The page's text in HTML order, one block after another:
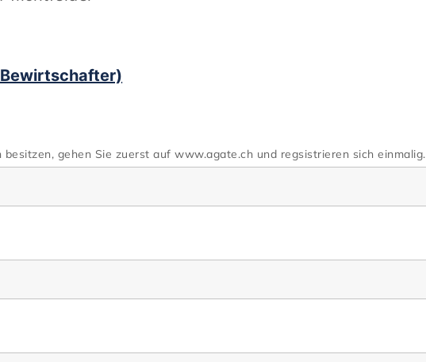
gehen Sie zuerst auf www.agate.ch und regsistrieren sich einmalig.